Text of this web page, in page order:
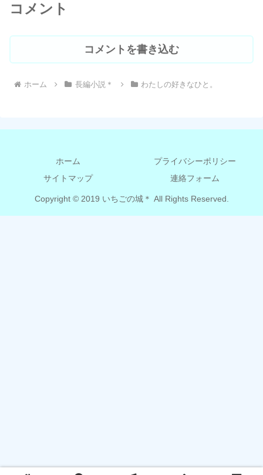
コメント
コメントを書き込む
ホーム 長編小説＊ わたしの好きなひと。
ホーム
プライバシーポリシー
サイトマップ
連絡フォーム
Copyright © 2019 いちごの城＊ All Rights Reserved.